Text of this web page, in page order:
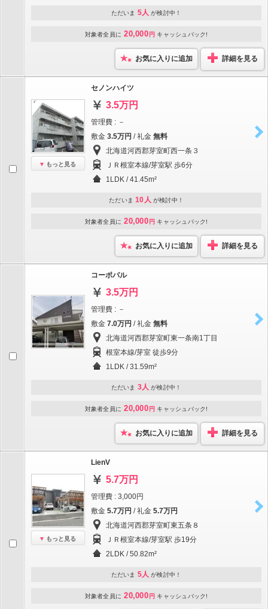
ただいま 5人 が検討中！
対象者全員に 20,000 円 キャッシュバック!
お気に入りに追加 詳細を見る
もっと見る
セノンハイツ
3.5万円
管理費 : －
敷金 3.5万円 / 礼金 無料
北海道河西郡芽室町西一条３
ＪＲ根室本線/芽室駅 歩6分
1LDK / 41.45m²
ただいま 10人 が検討中！
対象者全員に 20,000 円 キャッシュバック!
お気に入りに追加 詳細を見る
コーポパル
3.5万円
管理費 : －
敷金 7.0万円 / 礼金 無料
北海道河西郡芽室町東一条南1丁目
根室本線/芽室 徒歩9分
1LDK / 31.59m²
ただいま 3人 が検討中！
対象者全員に 20,000 円 キャッシュバック!
お気に入りに追加 詳細を見る
もっと見る
LienV
5.7万円
管理費 : 3,000円
敷金 5.7万円 / 礼金 5.7万円
北海道河西郡芽室町東五条８
ＪＲ根室本線/芽室駅 歩19分
2LDK / 50.82m²
ただいま 5人 が検討中！
対象者全員に 20,000 円 キャッシュバック!